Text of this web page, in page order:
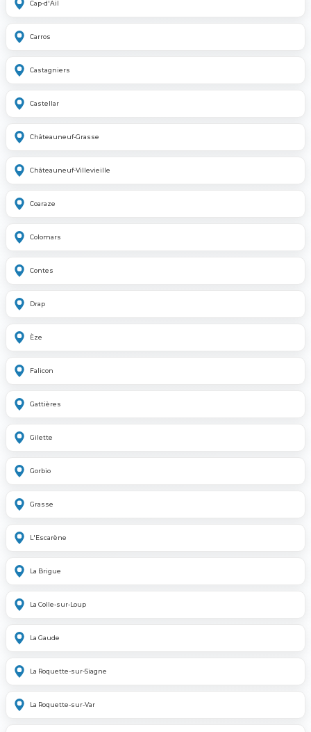
Cap-d'Ail
Carros
Castagniers
Castellar
Châteauneuf-Grasse
Châteauneuf-Villevieille
Coaraze
Colomars
Contes
Drap
Èze
Falicon
Gattières
Gilette
Gorbio
Grasse
L'Escarène
La Brigue
La Colle-sur-Loup
La Gaude
La Roquette-sur-Siagne
La Roquette-sur-Var